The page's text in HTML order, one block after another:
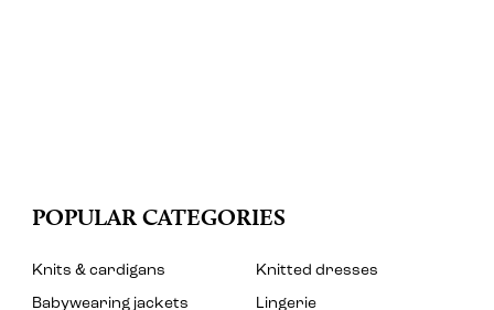
POPULAR CATEGORIES
Knits & cardigans
Knitted dresses
Babywearing jackets
Lingerie